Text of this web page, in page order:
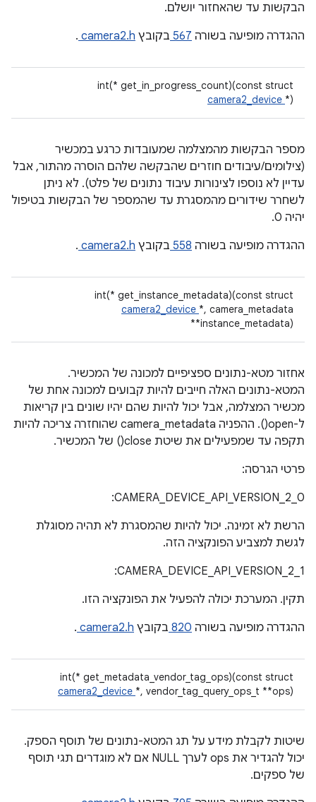
הבקשות עד שהאחזור יושלם.
ההגדרה מופיעה בשורה 567 בקובץ camera2.h
.
int(* get_in_progress_count)(const struct
camera2_device *)
מספר הבקשות מהמצלמה שמעובדות כרגע במכשיר
(צילומים/עיבודים חוזרים שהבקשה שלהם הוסרה מהתור, אבל
עדיין לא נוספו לצינורות עיבוד נתונים של פלט). לא ניתן
לשחרר שידורים מהמסגרת עד שהמספר של הבקשות בטיפול
יהיה 0.
ההגדרה מופיעה בשורה 558 בקובץ camera2.h
.
int(* get_instance_metadata)(const struct
camera2_device *, camera_metadata
**instance_metadata)
אחזור מטא-נתונים ספציפיים למכונה של המכשיר.
המטא-נתונים האלה חייבים להיות קבועים למכונה אחת של
מכשיר המצלמה, אבל יכול להיות שהם יהיו שונים בין קריאות
ל-open(). ההפניה camera_metadata שהוחזרה צריכה להיות
תקפה עד שמפעילים את שיטת close() של המכשיר.
פרטי הגרסה:
CAMERA_DEVICE_API_VERSION_2_0:
הרשת לא זמינה. יכול להיות שהמסגרת לא תהיה מסוגלת
לגשת למצביע הפונקציה הזה.
CAMERA_DEVICE_API_VERSION_2_1:
תקין. המערכת יכולה להפעיל את הפונקציה הזו.
ההגדרה מופיעה בשורה 820 בקובץ camera2.h
.
int(* get_metadata_vendor_tag_ops)(const struct
camera2_device *, vendor_tag_query_ops_t **ops)
שיטות לקבלת מידע על תג המטא-נתונים של תוסף הספק.
יכול להגדיר את ops לערך NULL אם לא מוגדרים תגי תוסף
של ספקים.